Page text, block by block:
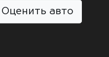
Оценить авто